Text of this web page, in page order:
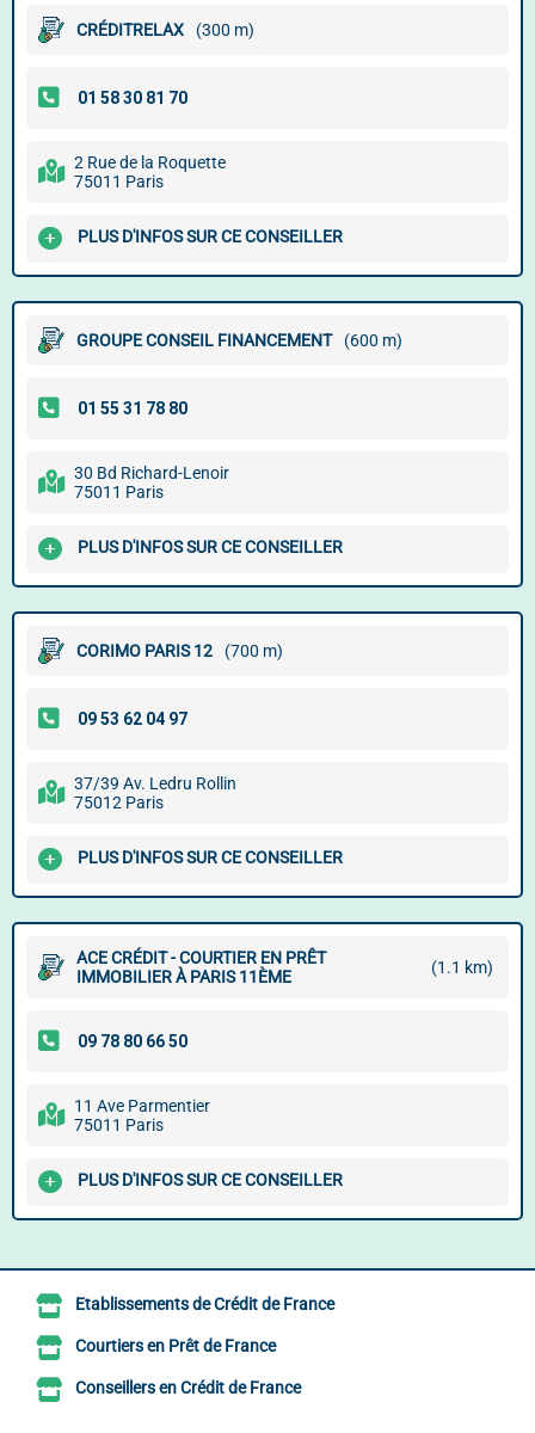
CRÉDITRELAX (300 m)
2 Rue de la Roquette
75011 Paris
PLUS D'INFOS SUR CE CONSEILLER
GROUPE CONSEIL FINANCEMENT (600 m)
30 Bd Richard-Lenoir
75011 Paris
PLUS D'INFOS SUR CE CONSEILLER
CORIMO PARIS 12 (700 m)
37/39 Av. Ledru Rollin
75012 Paris
PLUS D'INFOS SUR CE CONSEILLER
ACE CRÉDIT - COURTIER EN PRÊT
IMMOBILIER À PARIS 11ÈME
(1.1 km)
11 Ave Parmentier
75011 Paris
PLUS D'INFOS SUR CE CONSEILLER
Etablissements de Crédit de France
Courtiers en Prêt de France
Conseillers en Crédit de France